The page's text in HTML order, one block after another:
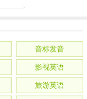
音标发音
影视英语
旅游英语